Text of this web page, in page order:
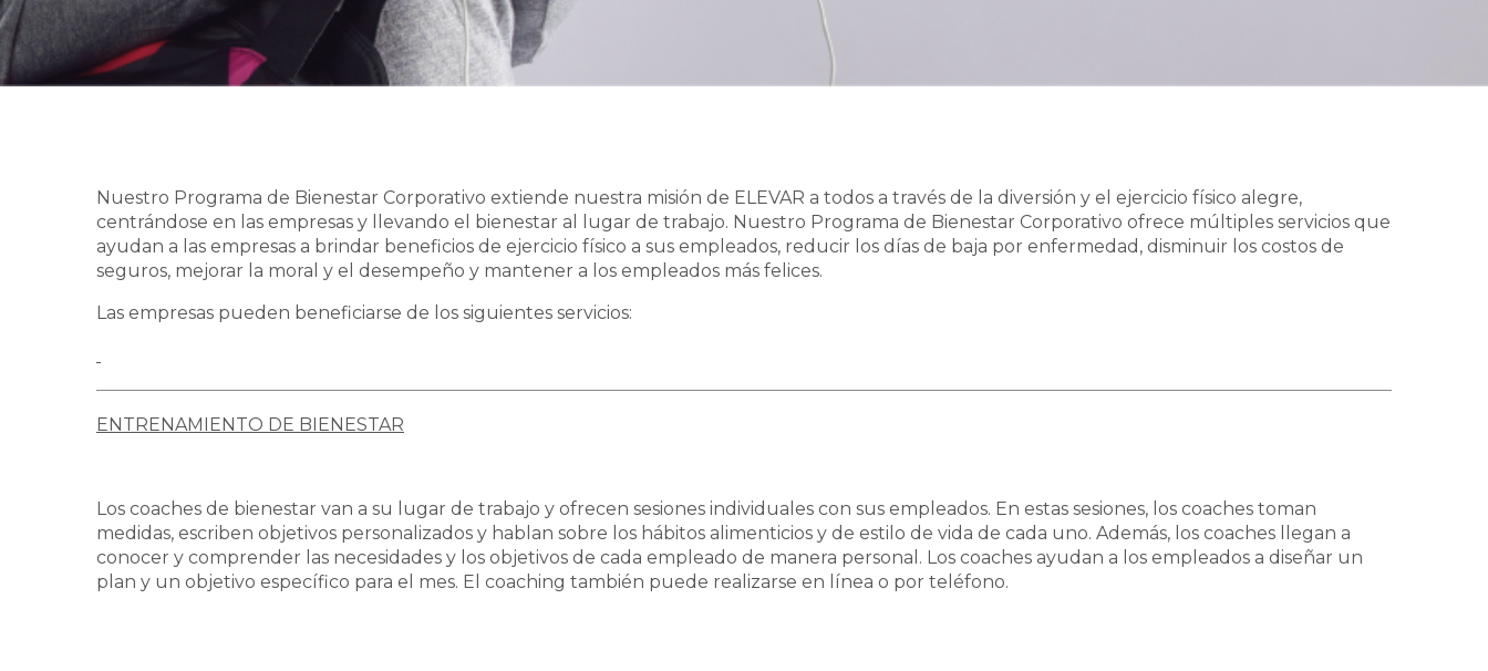
Nuestro Programa de Bienestar Corporativo extiende nuestra misión de ELEVAR a todos a través de la diversión y el ejercicio físico alegre,
centrándose en las empresas y llevando el bienestar al lugar de trabajo. Nuestro Programa de Bienestar Corporativo ofrece múltiples servicios que
ayudan a las empresas a brindar beneficios de ejercicio físico a sus empleados, reducir los días de baja por enfermedad, disminuir los costos de
seguros, mejorar la moral y el desempeño y mantener a los empleados más felices.
Las empresas pueden beneficiarse de los siguientes servicios:
ENTRENAMIENTO DE BIENESTAR
Los coaches de bienestar van a su lugar de trabajo y ofrecen sesiones individuales con sus empleados. En estas sesiones, los coaches toman
medidas, escriben objetivos personalizados y hablan sobre los hábitos alimenticios y de estilo de vida de cada uno. Además, los coaches llegan a
conocer y comprender las necesidades y los objetivos de cada empleado de manera personal. Los coaches ayudan a los empleados a diseñar un
plan y un objetivo específico para el mes. El coaching también puede realizarse en línea o por teléfono.